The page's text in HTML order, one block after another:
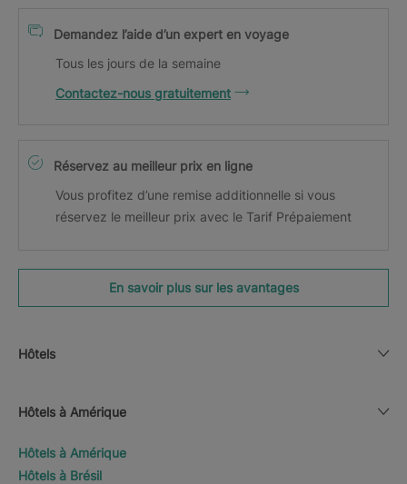
Demandez l’aide d’un expert en voyage
Tous les jours de la semaine
Contactez-nous gratuitement
Réservez au meilleur prix en ligne
Vous profitez d’une remise additionnelle si vous
réservez le meilleur prix avec le Tarif Prépaiement
En savoir plus sur les avantages
Hôtels
Hôtels à Amérique
Hôtels à Amérique
Hôtels à Brésil